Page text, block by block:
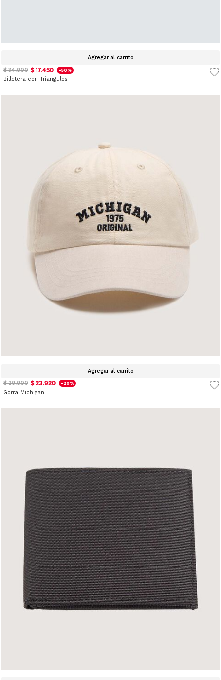
Agregar al carrito
$ 34.900 $ 17.450 -50%
Billetera con Triangulos
Agregar al carrito
$ 29.900 $ 23.920 -20%
Gorra Michigan